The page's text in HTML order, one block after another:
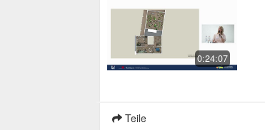
0:24:07
Teile